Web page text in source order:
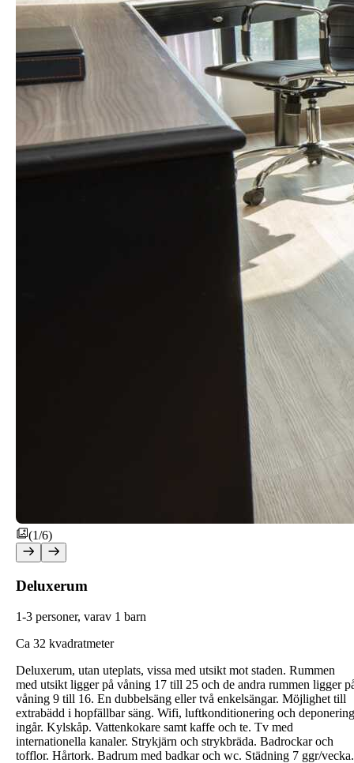
(1/6)
Deluxerum
1-3 personer, varav 1 barn
Ca 32 kvadratmeter
Deluxerum, utan uteplats, vissa med utsikt mot staden. Rummen
med utsikt ligger på våning 17 till 25 och de andra rummen ligger
våning 9 till 16. En dubbelsäng eller två enkelsängar. Möjlighet till
extrabädd i hopfällbar säng. Wifi, luftkonditionering och deponering
ingår. Kylskåp. Vattenkokare samt kaffe och te. Tv med
internationella kanaler. Strykjärn och strykbräda. Badrockar och
tofflor. Hårtork. Badrum med badkar och wc. Städning 7 ggr/vecka.